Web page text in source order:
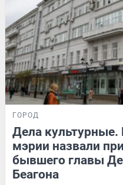
ГОРОД
Дела культурные.
мэрии назвали
бывшего главы
Беагона